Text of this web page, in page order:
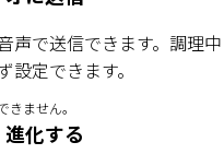
声で送信できます。調理中
定できます。
ません。
化する